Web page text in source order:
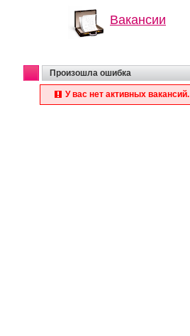
Вакансии
Произошла ошибка
У вас нет активных вакансий.